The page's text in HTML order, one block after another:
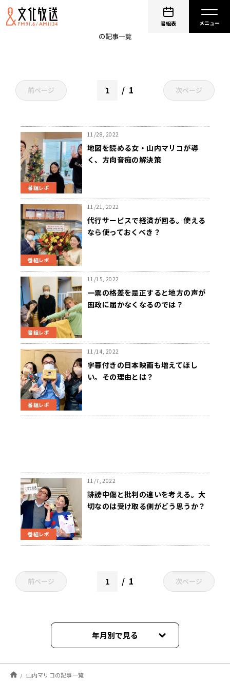
番組表
の記事一覧
前ページ 1 次ページ
番組レポ
11/28, 2022
地図を読める女・山内マリコが導
く、方向音痴の解決策
番組レポ
11/21, 2022
代行サービスで経済が回る。使える
なら使っておくべき？
番組レポ
11/15, 2022
一票の格差を是正すると地方の声が
国政に届かなくなるのでは？
番組レポ
11/14, 2022
字幕付きの日本映画も増えてほし
い。その理由とは？
番組レポ
11/7, 2022
誹謗中傷と批判の違いを考える。大
切なのは受け取る側がどう思うか？
前ページ 1 次ページ
年月別で見る
2024年03月
山内マリコの記事一覧